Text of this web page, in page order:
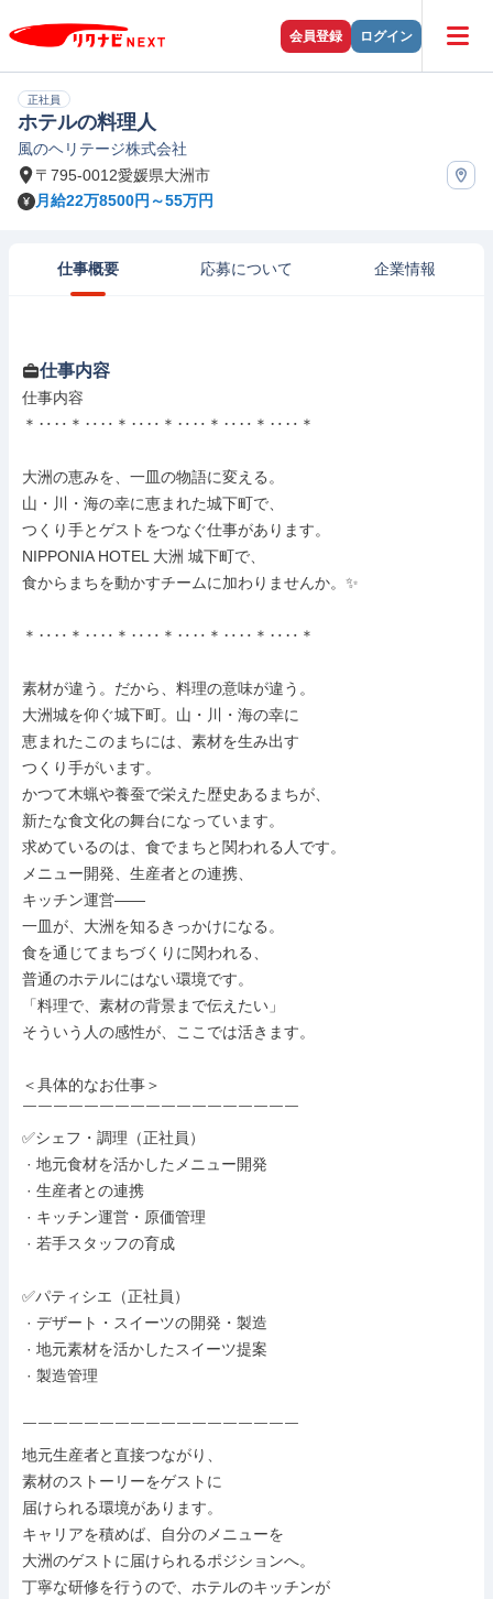
会員登録 ログイン
正社員
ホテルの料理人
風のヘリテージ株式会社
〒795-0012愛媛県大洲市
月給22万8500円～55万円
仕事概要 応募について 企業情報
仕事内容
仕事内容
＊‥‥＊‥‥＊‥‥＊‥‥＊‥‥＊‥‥＊
大洲の恵みを、一皿の物語に変える。
山・川・海の幸に恵まれた城下町で、
つくり手とゲストをつなぐ仕事があります。
NIPPONIA HOTEL 大洲 城下町で、
食からまちを動かすチームに加わりませんか。✨
＊‥‥＊‥‥＊‥‥＊‥‥＊‥‥＊‥‥＊
素材が違う。だから、料理の意味が違う。
大洲城を仰ぐ城下町。山・川・海の幸に
恵まれたこのまちには、素材を生み出す
つくり手がいます。
かつて木蝋や養蚕で栄えた歴史あるまちが、
新たな食文化の舞台になっています。
求めているのは、食でまちと関われる人です。
メニュー開発、生産者との連携、
キッチン運営——
一皿が、大洲を知るきっかけになる。
食を通じてまちづくりに関われる、
普通のホテルにはない環境です。
「料理で、素材の背景まで伝えたい」
そういう人の感性が、ここでは活きます。
＜具体的なお仕事＞
￣￣￣￣￣￣￣￣￣￣￣￣￣￣￣￣￣￣
✅シェフ・調理（正社員）
✅パティシエ（正社員）
￣￣￣￣￣￣￣￣￣￣￣￣￣￣￣￣￣￣
地元生産者と直接つながり、
素材のストーリーをゲストに
届けられる環境があります。
キャリアを積めば、自分のメニューを
大洲のゲストに届けられるポジションへ。
丁寧な研修を行うので、ホテルのキッチンが